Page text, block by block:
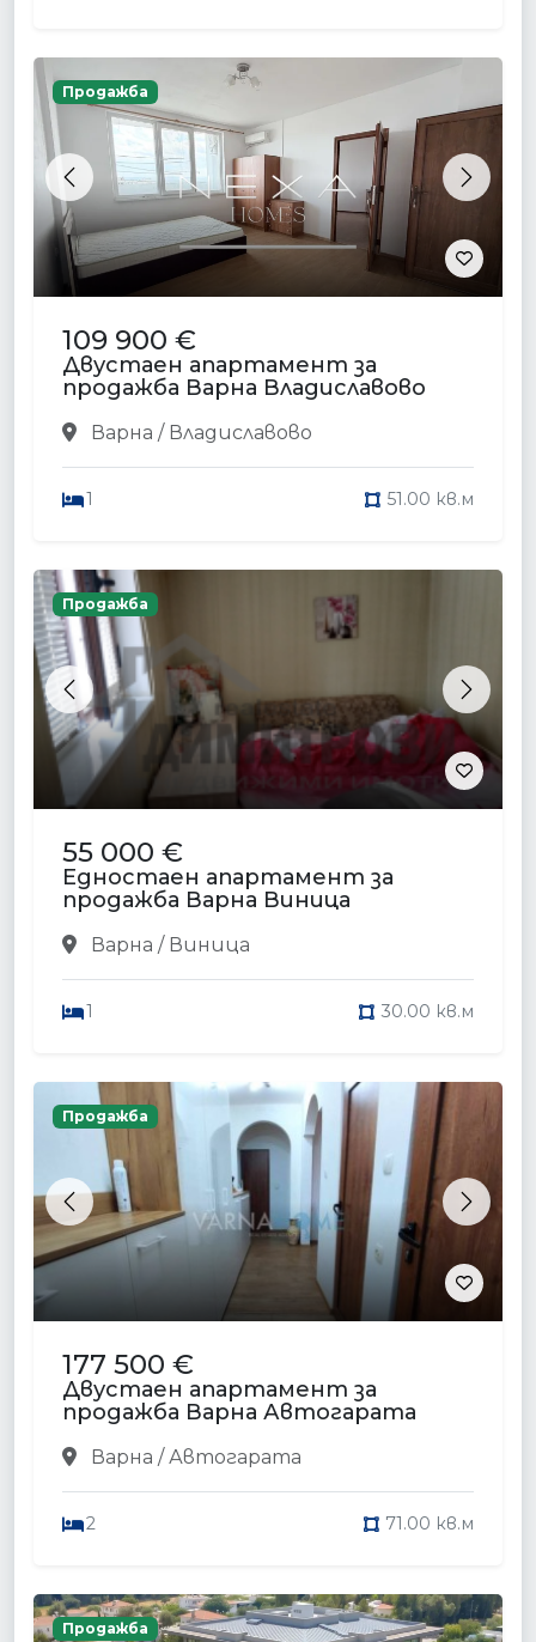
Previous Next
Продажба
109 900 €
Двустаен апартамент за
продажба Варна Владиславово
Варна / Владиславово
1 51.00 кв.м
Previous Next
Продажба
55 000 €
Едностаен апартамент за
продажба Варна Виница
Варна / Виница
1 30.00 кв.м
Previous Next
Продажба
177 500 €
Двустаен апартамент за
продажба Варна Автогарата
Варна / Автогарата
2 71.00 кв.м
Продажба